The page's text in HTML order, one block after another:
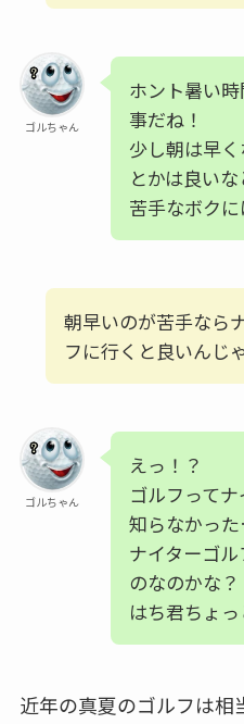
ゴルちゃん
ホント暑い
事だね！
少し朝は早
とかは良い
苦手なボク
朝早いのが苦手なら
フに行くと良いんじ
ゴルちゃん
えっ！？
ゴルフって
知らなかっ
ナイターゴ
のなのかな？
はち君ちょ
近年の真夏のゴルフは